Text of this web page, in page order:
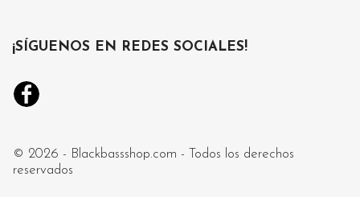
¡SÍGUENOS EN REDES SOCIALES!
© 2026 - Blackbassshop.com - Todos los derechos
reservados